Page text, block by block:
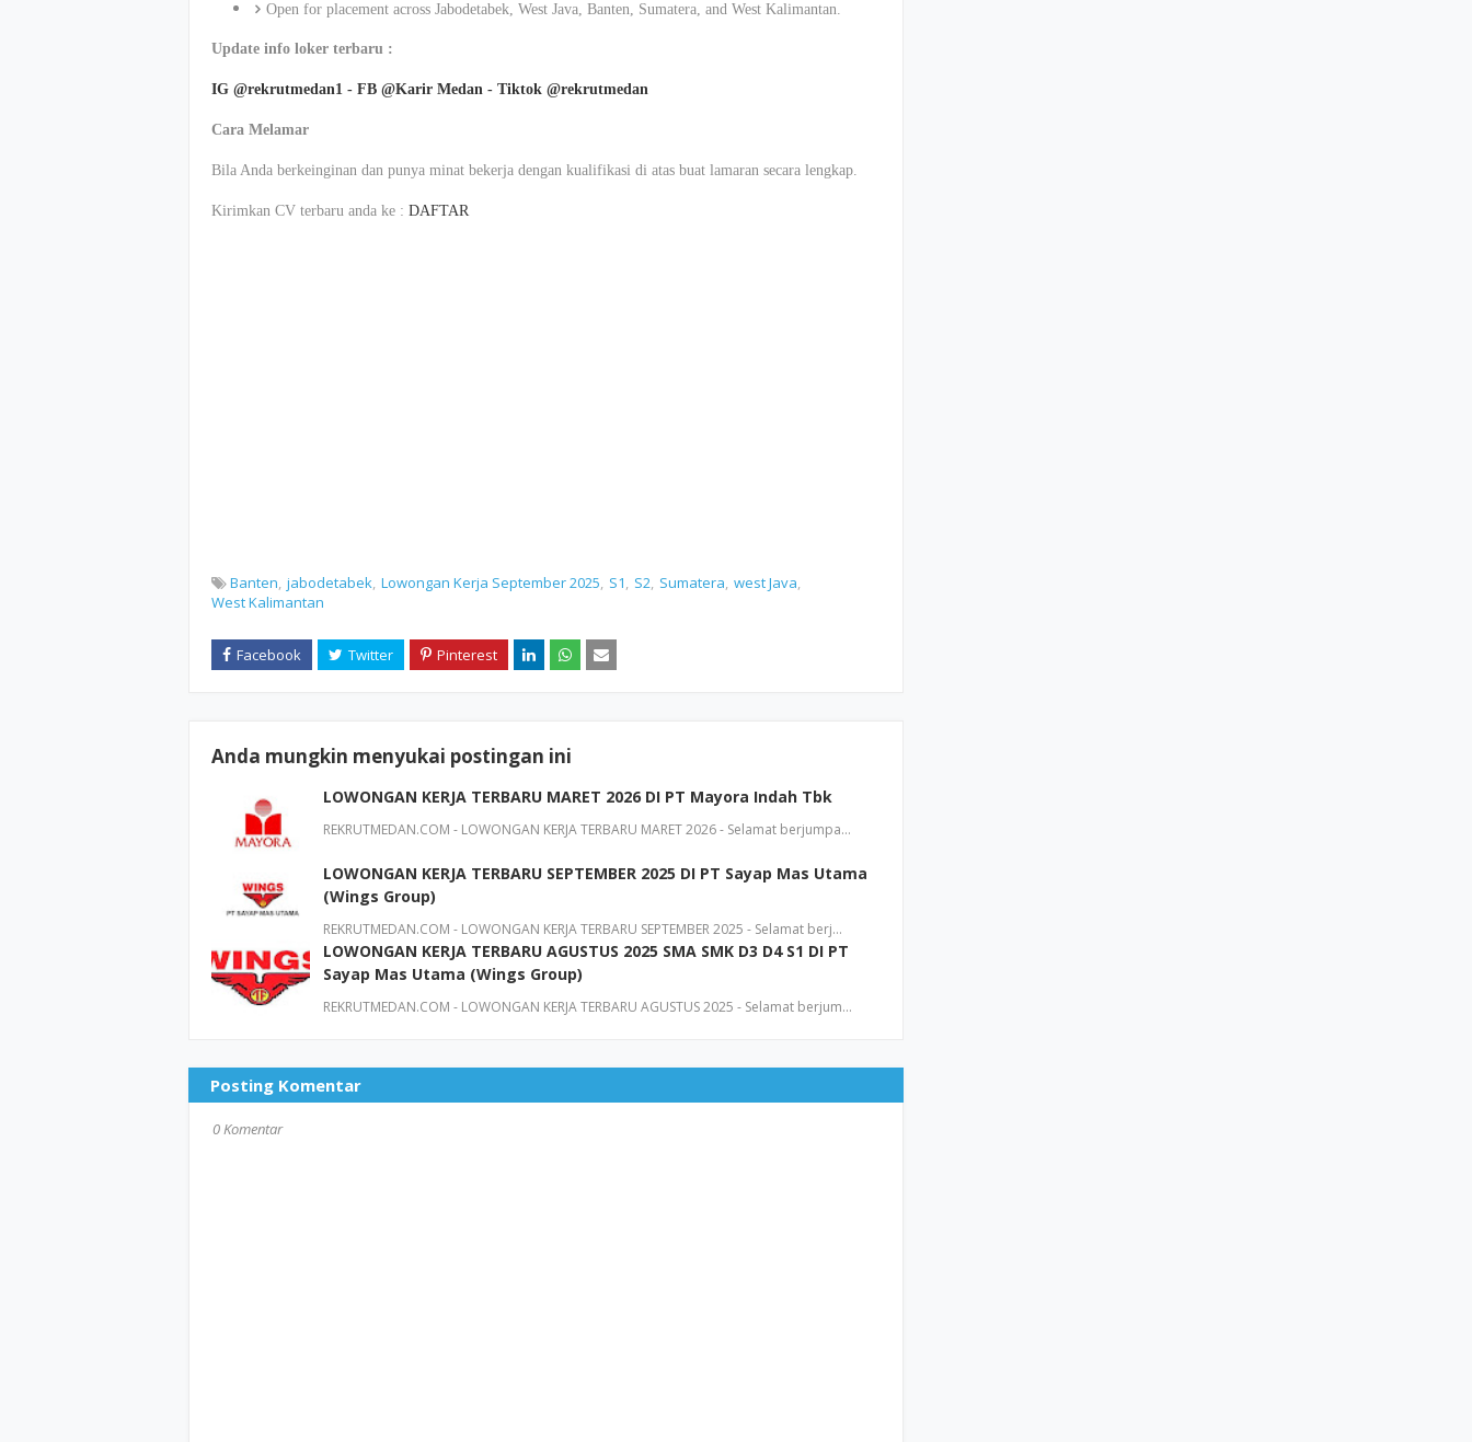
Open for placement across Jabodetabek, West Java, Banten, Sumatera, and West Kalimantan.
Update info loker terbaru :
IG @rekrutmedan1 - FB @Karir Medan - Tiktok @rekrutmedan
Cara Melamar
Bila Anda berkeinginan dan punya minat bekerja dengan kualifikasi di atas buat lamaran secara lengkap.
Kirimkan CV terbaru anda ke : DAFTAR
Banten jabodetabek Lowongan Kerja September 2025 S1 S2 Sumatera west Java
West Kalimantan
Anda mungkin menyukai postingan ini
LOWONGAN KERJA TERBARU MARET 2026 DI PT Mayora Indah Tbk
REKRUTMEDAN.COM - LOWONGAN KERJA TERBARU MARET 2026 - Selamat berjumpa…
LOWONGAN KERJA TERBARU SEPTEMBER 2025 DI PT Sayap Mas Utama
(Wings Group)
REKRUTMEDAN.COM - LOWONGAN KERJA TERBARU SEPTEMBER 2025 - Selamat berj…
LOWONGAN KERJA TERBARU AGUSTUS 2025 SMA SMK D3 D4 S1 DI PT
Sayap Mas Utama (Wings Group)
REKRUTMEDAN.COM - LOWONGAN KERJA TERBARU AGUSTUS 2025 - Selamat berjum…
Posting Komentar
0 Komentar